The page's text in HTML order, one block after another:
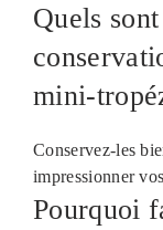
Quels
mini-
Conservez-les
impressionner
Pourquoi